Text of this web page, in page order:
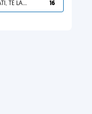
SVEGLIATI, TE LA SEI CERCATA! 16